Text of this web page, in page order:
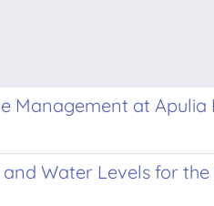
Management at Apulia
Water Levels for